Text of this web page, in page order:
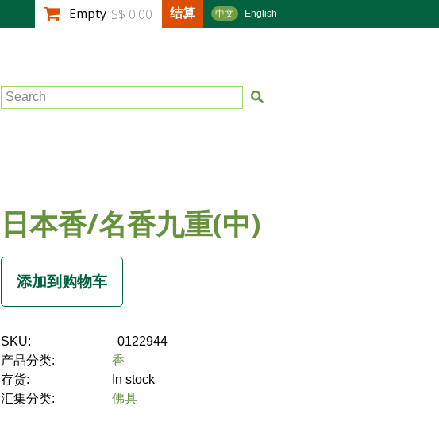
中文 English
Empty S$ 0.00 结算
Search
日本香/名香九重(中)
SKU:
0122944
产品分类:
香
存货:
In stock
汇集分类:
佛具